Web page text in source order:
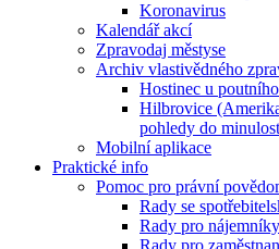
Koronavirus
Kalendář akcí
Zpravodaj městyse
Archiv vlastivědného
Hostinec u
Hilbrovice
pohledy do
Mobilní aplikace
Praktické info
Pomoc pro právní
Rady se
Rady pro nájemníky
Rady pro